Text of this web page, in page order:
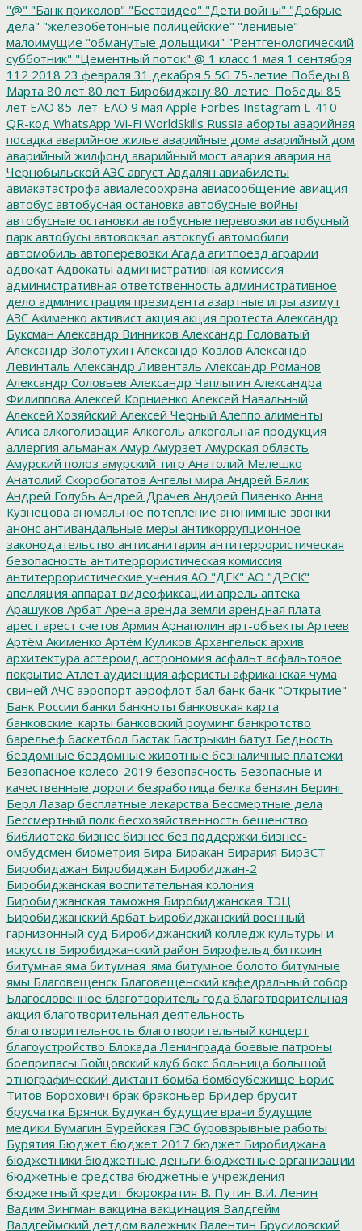
"@" "Банк приколов" "Бествидео" "Дети войны" "Добрые
дела" "железобетонные полицейские" "ленивые"
малоимущие "обманутые дольщики" "Рентгенологический
субботник" "Цементный поток" @ 1 класс 1 мая 1 сентября
112 2018 23 февраля 31 декабря 5 5G 75-летие Победы 8
Марта 80 лет 80 лет Биробиджану 80_летие_Победы 85
лет ЕАО 85_лет_ЕАО 9 мая Apple Forbes Instagram L-410
QR-код WhatsApp Wi-Fi WorldSkills Russia аборты аварийная
посадка аварийное жилье аварийные дома аварийный дом
аварийный жилфонд аварийный мост авария авария на
Чернобыльской АЭС август Авдалян авиабилеты
авиакатастрофа авиалесоохрана авиасообщение авиация
автобус автобусная остановка автобусные войны
автобусные остановки автобусные перевозки автобусный
парк автобусы автовокзал автоклуб автомобили
автомобиль автоперевозки Агада агитпоезд аграрии
адвокат Адвокаты административная комиссия
административная ответственность административное
дело администрация президента азартные игры азимут
АЗС Акименко активист акция акция протеста Александр
Буксман Александр Винников Александр Головатый
Александр Золотухин Александр Козлов Александр
Левинталь Александр Ливенталь Александр Романов
Александр Соловьев Александр Чаплыгин Александра
Филиппова Алексей Корниенко Алексей Навальный
Алексей Хозяйский Алексей Черный Алеппо алименты
Алиса алкоголизация Алкоголь алкогольная продукция
аллергия альманах Амур Амурзет Амурская область
Амурский полоз амурский тигр Анатолий Мелешко
Анатолий Скоробогатов Ангелы мира Андрей Бялик
Андрей Голубь Андрей Драчев Андрей Пивенко Анна
Кузнецова аномальное потепление анонимные звонки
анонс антивандальные меры антикоррупционное
законодательство антисанитария антитеррористическая
безопасность антитеррористическая комиссия
антитеррористические учения АО "ДГК" АО "ДРСК"
апелляция аппарат видеофиксации апрель аптека
Арашуков Арбат Арена аренда земли арендная плата
арест арест счетов Армия Арнаполин арт-объекты Артеев
Артём Акименко Артём Куликов Архангельск архив
архитектура астероид астрономия асфальт асфальтовое
покрытие Атлет аудиенция аферисты африканская чума
свиней АЧС аэропорт аэрофлот бал банк банк "Открытие"
Банк России банки банкноты банковская карта
банковские_карты банковский роуминг банкротство
барельеф баскетбол Бастак Бастрыкин батут Бедность
бездомные бездомные животные безналичные платежи
Безопасное колесо-2019 безопасность Безопасные и
качественные дороги безработица белка бензин Беринг
Берл Лазар бесплатные лекарства Бессмертные дела
Бессмертный полк бесхозяйственность бешенство
библиотека бизнес бизнес без поддержки бизнес-
омбудсмен биометрия Бира Биракан Бирария БирЗСТ
Биробидажан Биробиджан Биробиджан-2
Биробиджанская воспитательная колония
Биробиджанская таможня Биробиджанская ТЭЦ
Биробиджанский Арбат Биробиджанский военный
гарнизонный суд Биробиджанский колледж культуры и
искусств Биробиджанский район Бирофельд биткоин
битумная яма битумная_яма битумное болото битумные
ямы Благовещенск Благовещенский кафедральный собор
Благословенное благотворитель года благотворительная
акция благотворительная деятельность
благотворительность благотворительный концерт
благоустройство Блокада Ленинграда боевые патроны
боеприпасы Бойцовский клуб бокс больница большой
этнографический диктант бомба бомбоубежище Борис
Титов Борохович брак браконьер Бридер брусит
брусчатка Брянск Будукан будущие врачи будущие
медики Бумагин Бурейская ГЭС буровзрывные работы
Бурятия Бюджет бюджет 2017 бюджет Биробиджана
бюджетники бюджетные деньги бюджетные организации
бюджетные средства бюджетные учреждения
бюджетный кредит бюрократия В. Путин В.И. Ленин
Вадим Зингман вакцина вакцинация Валдгейм
Валдгеймский детдом валежник Валентин Брусиловский